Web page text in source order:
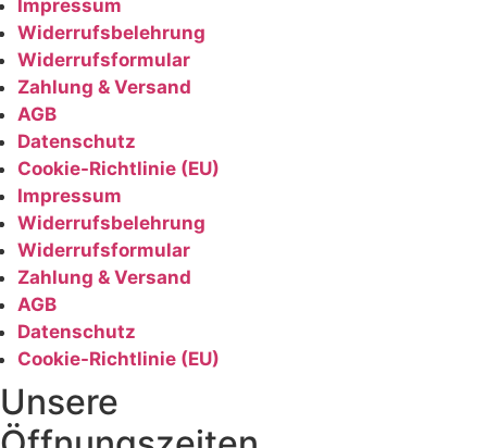
Impressum
Widerrufsbelehrung
Widerrufsformular
Zahlung & Versand
AGB
Datenschutz
Cookie-Richtlinie (EU)
Impressum
Widerrufsbelehrung
Widerrufsformular
Zahlung & Versand
AGB
Datenschutz
Cookie-Richtlinie (EU)
Unsere